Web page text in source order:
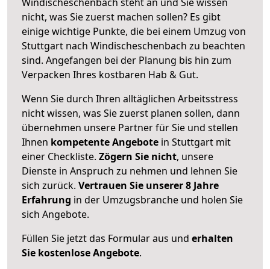
nicht, was Sie zuerst machen sollen? Es gibt
einige wichtige Punkte, die bei einem Umzug von
Stuttgart nach Windischeschenbach zu beachten
sind. Angefangen bei der Planung bis hin zum
Verpacken Ihres kostbaren Hab & Gut.
Wenn Sie durch Ihren alltäglichen Arbeitsstress
nicht wissen, was Sie zuerst planen sollen, dann
übernehmen unsere Partner für Sie und stellen
Ihnen kompetente Angebote in Stuttgart mit
einer Checkliste. Zögern Sie nicht, unsere
Dienste in Anspruch zu nehmen und lehnen Sie
sich zurück. Vertrauen Sie unserer 8 Jahre
Erfahrung in der Umzugsbranche und holen Sie
sich Angebote.
Füllen Sie jetzt das Formular aus und erhalten
Sie kostenlose Angebote.